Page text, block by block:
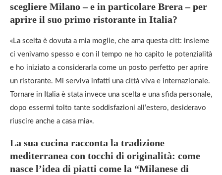
scegliere Milano – e in particolare Brera – per
aprire il suo primo ristorante in Italia?
«La scelta è dovuta a mia moglie, che ama questa citt: insieme
ci venivamo spesso e con il tempo ne ho capito le potenzialità
e ho iniziato a considerarla come un posto perfetto per aprire
un ristorante. Mi serviva infatti una città viva e internazionale.
Tornare in Italia è stata invece una scelta e una sfida personale,
dopo essermi tolto tante soddisfazioni all’estero, desideravo
riuscire anche a casa mia».
La sua cucina racconta la tradizione
mediterranea con tocchi di originalità: come
nasce l’idea di piatti come la “Milanese di